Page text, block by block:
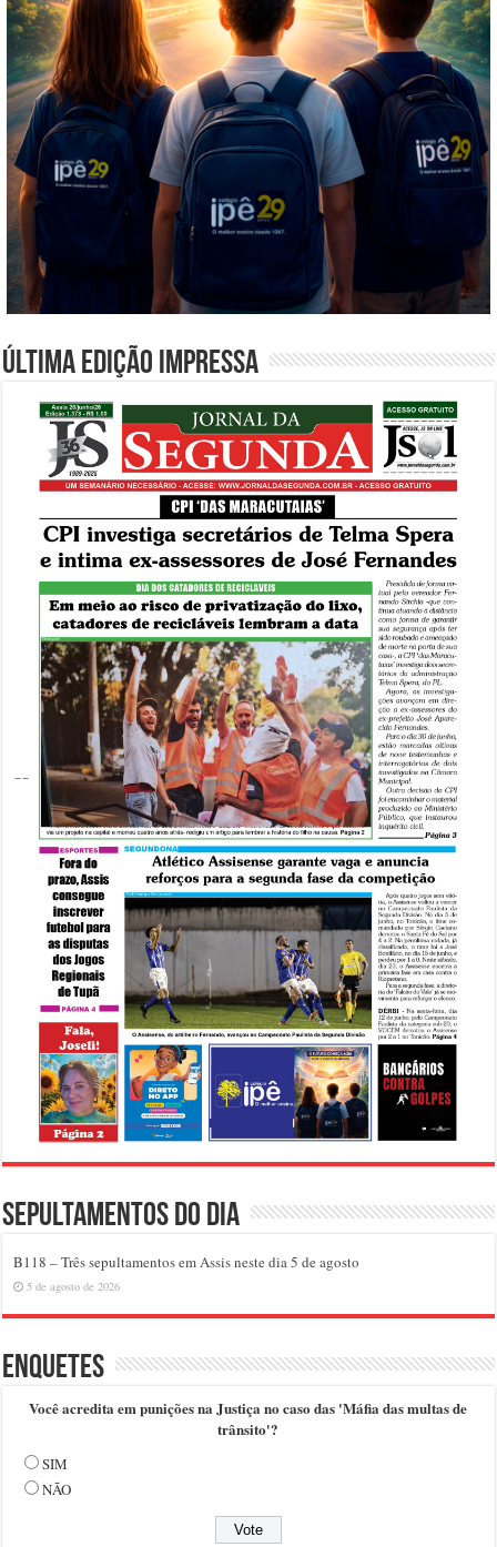
Última edição impressa
Sepultamentos do dia
B118 – Três sepultamentos em Assis neste dia 5 de agosto
5 de agosto de 2026
Enquetes
Você acredita em punições na Justiça no caso das 'Máfia das multas de
trânsito'?
SIM
NÃO